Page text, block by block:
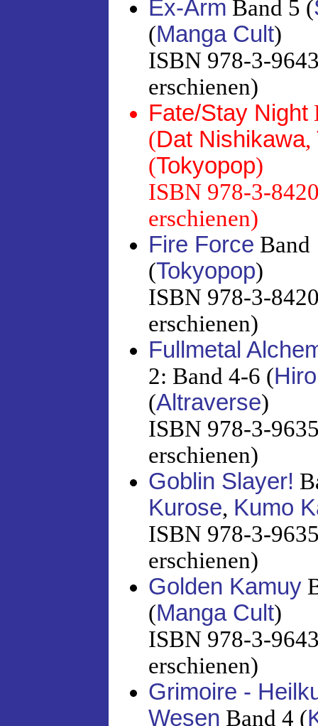
Ex-Arm Band 5 (
(Manga Cult)
ISBN 978-3-
erschienen)
Fate/Stay Night
(Dat Nishikawa,
(Tokyopop)
ISBN 978-3-
erschienen)
Fire Force Band
(Tokyopop)
ISBN 978-3-
erschienen)
Fullmetal
2: Band 4-6 (
(Altraverse)
ISBN 978-3-
erschienen)
Goblin Slayer!
Kurose, Kumo
ISBN 978-3-
erschienen)
Golden Kamuy
(Manga Cult)
ISBN 978-3-
erschienen)
Grimoire -
Wesen Band 4 (